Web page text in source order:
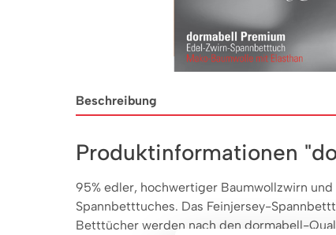
Beschreibung
Produktinformationen
95% edler, hochwertiger Baumwollzwirn
Spannbetttuches. Das Feinjersey-
Betttücher werden nach den dormabell-